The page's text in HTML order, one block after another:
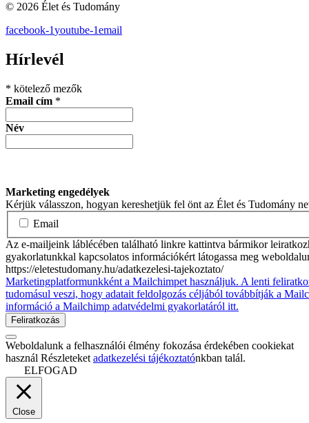
© 2026 Élet és Tudomány
facebook-1youtube-1email
Hírlevél
* kötelező mezők
Email cím *
Név
Marketing engedélyek
Kérjük válasszon, hogyan kereshetjük fel önt az Élet és Tudomány
Email
Az e-mailjeink láblécében található linkre kattintva bármikor
gyakorlatunkkal kapcsolatos információkért látogassa meg
https://eletestudomany.hu/adatkezelesi-tajekoztato/
Marketingplatformunkként a Mailchimpet használjuk. A lenti
tudomásul veszi, hogy adatait feldolgozás céljából továbbítják a
információ a Mailchimp adatvédelmi gyakorlatáról itt.
Weboldalunk a felhasználói élmény fokozása érdekében cookiekat
használ Részleteket adatkezelési tájékoztatónkban talál.
ELFOGAD
Close